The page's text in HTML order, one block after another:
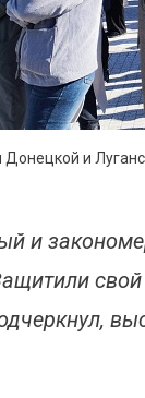
Донецкой и
и
свой